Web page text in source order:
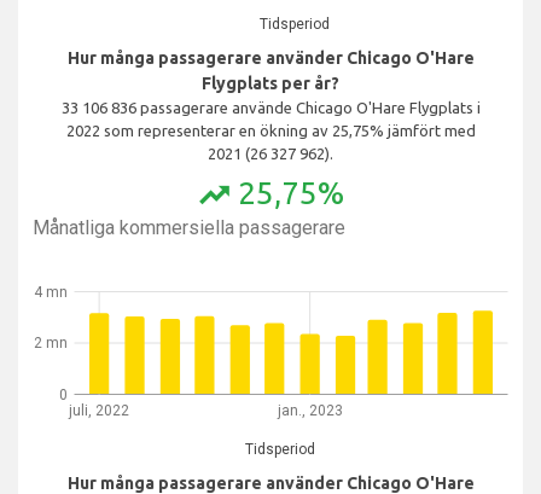
Tidsperiod
Hur många passagerare använder Chicago O'Hare
Flygplats per år?
33 106 836 passagerare använde Chicago O'Hare Flygplats i
2022 som representerar en ökning av 25,75% jämfört med
2021 (26 327 962).
trending_up 25,75%
Månatliga kommersiella passagerare
juli, 2022 jan., 2023
Tidsperiod
0
2 mn
4 mn
Hur många passagerare använder Chicago O'Hare